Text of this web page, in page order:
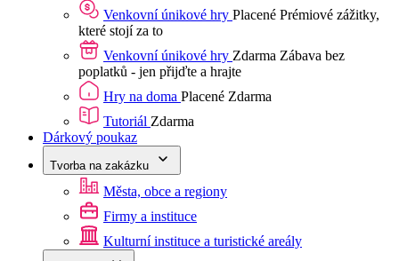
Venkovní únikové hry Placené Prémiové zážitky,
které stojí za to
Venkovní únikové hry Zdarma Zábava bez
poplatků - jen přijďte a hrajte
Hry na doma Placené Zdarma
Tutoriál Zdarma
Dárkový poukaz
Tvorba na zakázku
Města, obce a regiony
Firmy a instituce
Kulturní instituce a turistické areály